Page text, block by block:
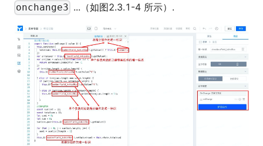
onchange3 ...（如图2.3.1-4 所示）.